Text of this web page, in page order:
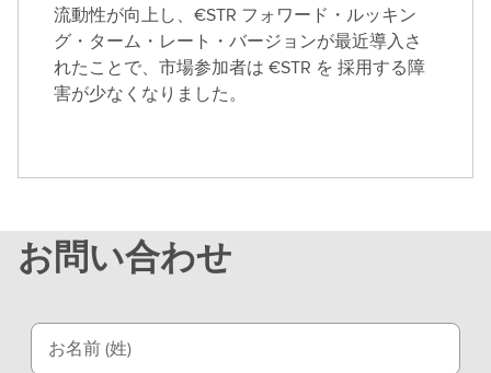
流動性が向上し、€STR フォワード・ルッキン
グ・ターム・レート・バージョンが最近導入さ
れたことで、市場参加者は €STR を 採用する障
害が少なくなりました。
お問い合わせ
お名前 (姓)